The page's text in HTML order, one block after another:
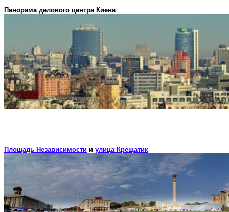
Панорама делового центра Киева
Площадь Независимости и улица Крещатик